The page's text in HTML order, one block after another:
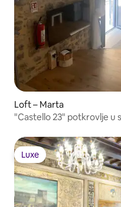
Loft – Marta
"Castello 23" potkrovlje u
Luxe
Luxe